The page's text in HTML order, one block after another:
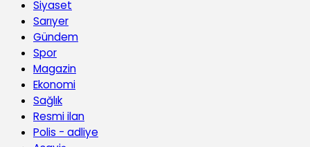
Siyaset
Sarıyer
Gündem
Spor
Magazin
Ekonomi
Sağlık
Resmi ilan
Polis - adliye